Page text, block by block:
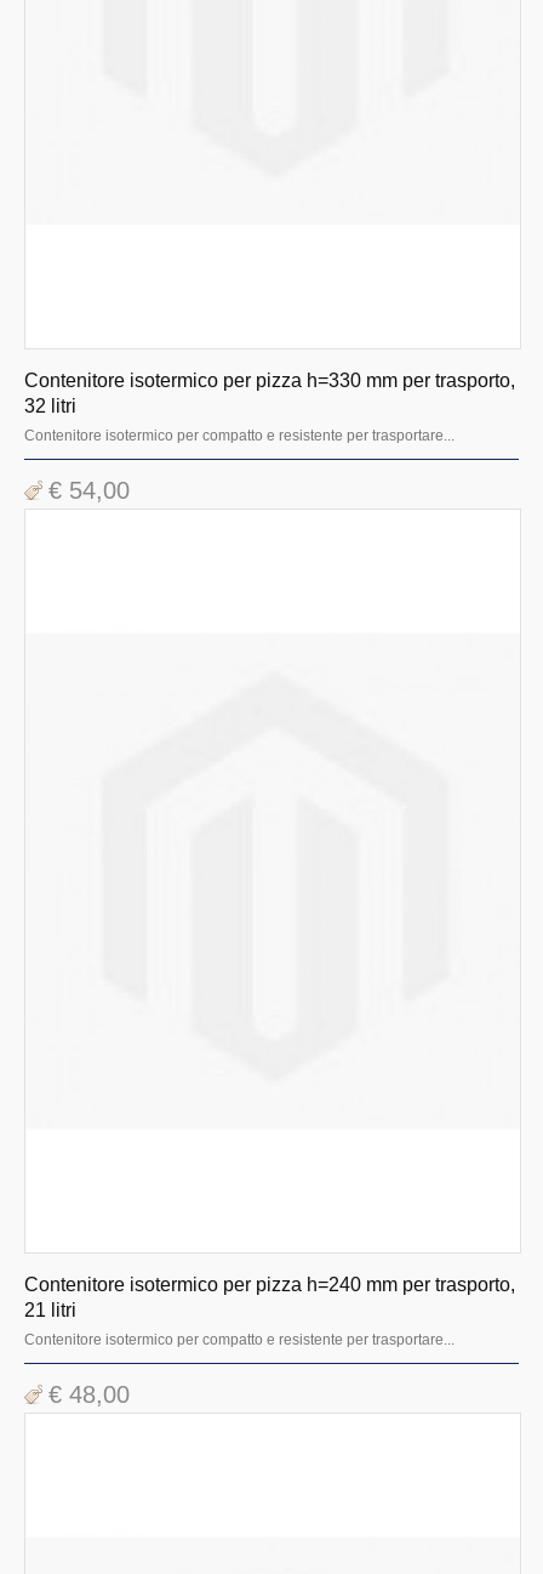
Contenitore isotermico per pizza h=330 mm per trasporto,
32 litri
Contenitore isotermico per compatto e resistente per trasportare...
€ 54,00
Contenitore isotermico per pizza h=240 mm per trasporto,
21 litri
Contenitore isotermico per compatto e resistente per trasportare...
€ 48,00